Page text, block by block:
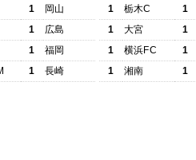
1
岡山
1
広島
1
福岡
1 長崎
1
栃木C
1
1
大宮
1
1
横浜FC
1
1
湘南 1